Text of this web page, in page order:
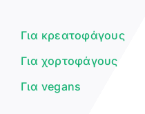
Για κρεατοφάγους
Για χορτοφάγους
Για vegans